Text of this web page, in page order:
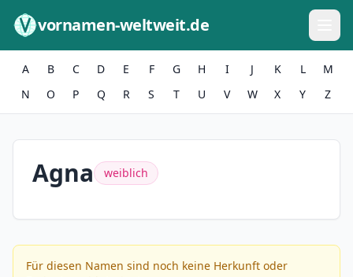
vornamen-weltweit.de
A B C D E F G H I J K L
M
N
O P Q R S T U V W X Y Z
Agna weiblich
Für diesen Namen sind noch keine Herkunft oder